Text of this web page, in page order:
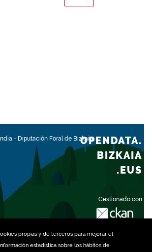
propias y de terceros para mejorar el
estadística sobre los hábitos de
- Diputación Foral de Bizkaia
Gestionado con
OPENDATA.
BIZKAIA
.EUS